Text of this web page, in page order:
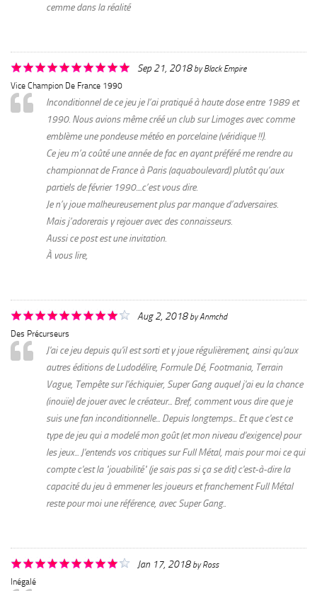
cemme dans la réalité
Sep 21, 2018byBlack Empire
Vice Champion De France 1990
Inconditionnel de ce jeu je l’ai pratiqué à haute dose entre 1989 et
1990. Nous avions même créé un club sur Limoges avec comme
emblème une pondeuse météo en porcelaine (véridique !!).
Ce jeu m’a coûté une année de fac en ayant préféré me rendre au
championnat de France à Paris (aquaboulevard) plutôt qu’aux
partiels de février 1990....c’est vous dire.
Je n’y joue malheureusement plus par manque d’adversaires.
Mais j’adorerais y rejouer avec des connaisseurs.
Aussi ce post est une invitation.
À vous lire,
Aug 2, 2018byAnmchd
Des Précurseurs
J'ai ce jeu depuis qu'il est sorti et y joue régulièrement, ainsi qu'aux
autres éditions de Ludodélire, Formule Dé, Footmania, Terrain
Vague, Tempête sur l'échiquier, Super Gang auquel j'ai eu la chance
(inouïe) de jouer avec le créateur... Bref, comment vous dire que je
suis une fan inconditionnelle... Depuis longtemps... Et que c'est ce
type de jeu qui a modelé mon goût (et mon niveau d'exigence) pour
les jeux... J'entends vos critiques sur Full Métal, mais pour moi ce qui
compte c'est la "jouabilité" (je sais pas si ça se dit) c'est-à-dire la
capacité du jeu à emmener les joueurs et franchement Full Métal
reste pour moi une référence, avec Super Gang..
Jan 17, 2018byRoss
Inégalé